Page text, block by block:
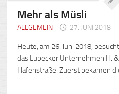
Mehr als Müsli
ALLGEMEIN 27. JUNI 2018
Heute, am 26. Juni 2018,
das Lübecker Unternehmen H. &
Hafenstraße. Zuerst bekamen